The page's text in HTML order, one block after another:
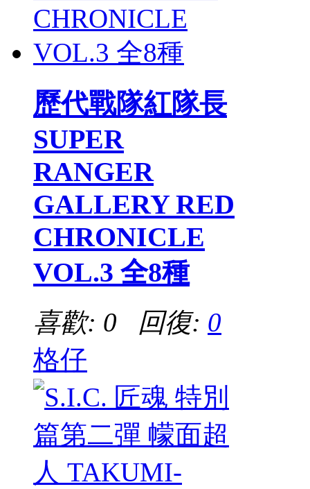
歷代戰隊紅隊長
SUPER
RANGER
GALLERY RED
CHRONICLE
VOL.3 全8種
喜歡: 0 回復: 0
格仔